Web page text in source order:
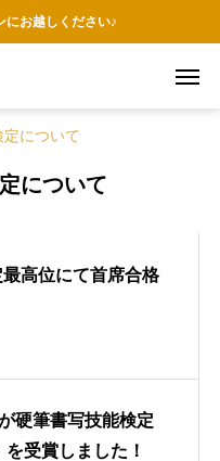
にお越しください♪
について
について
最高位にて首席合格
硬筆書写技能検定
受賞しました！